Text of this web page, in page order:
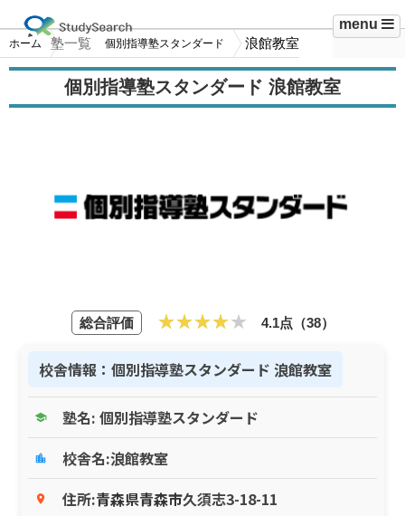
menu
ホーム 塾一覧 個別指導塾スタンダード 浪館教室
個別指導塾スタンダード 浪館教室
総合評価 4.1点（38）
校舎情報：個別指導塾スタンダード 浪館教室
school 塾名: 個別指導塾スタンダード
location_city 校舎名:浪館教室
place 住所:青森県青森市久須志3-18-11